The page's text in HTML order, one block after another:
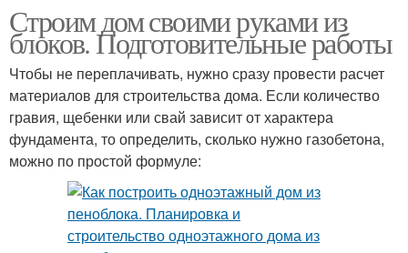
Строим дом своими руками из
блоков. Подготовительные работы
Чтобы не переплачивать, нужно сразу провести расчет
материалов для строительства дома. Если количество
гравия, щебенки или свай зависит от характера
фундамента, то определить, сколько нужно газобетона,
можно по простой формуле: